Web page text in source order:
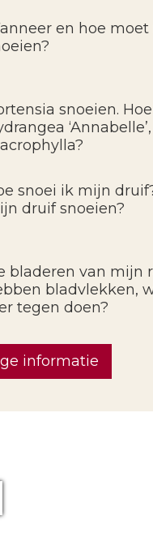
en hoe
snoeien.
snoei ik mijn
druif snoeien?
bladeren van mijn
bladvlekken,
tegen doen?
informatie